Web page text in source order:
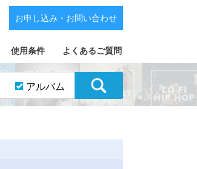
使用条件 よくあるご質問
お申し込み・お問い合わせ
アルバム